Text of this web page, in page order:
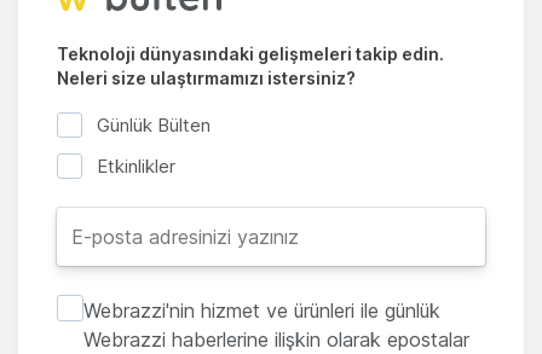
Teknoloji dünyasındaki gelişmeleri takip edin.
Neleri size ulaştırmamızı istersiniz?
Günlük Bülten
Etkinlikler
Webrazzi'nin hizmet ve ürünleri ile günlük
Webrazzi haberlerine ilişkin olarak epostalar